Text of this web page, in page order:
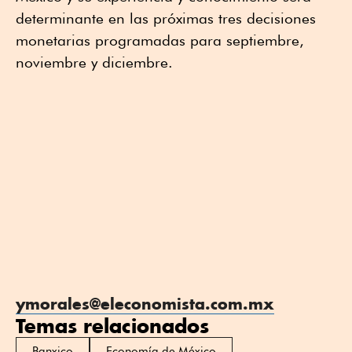
determinante en las próximas tres decisiones
monetarias programadas para septiembre,
noviembre y diciembre.
ymorales@eleconomista.com.mx
Temas relacionados